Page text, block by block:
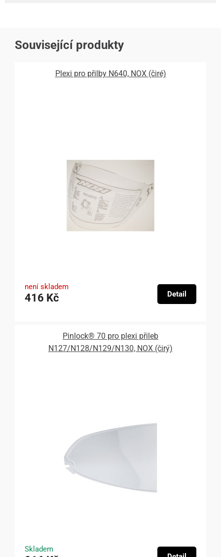
Související produkty
Plexi pro přilby N640, NOX (čiré)
není skladem
416 Kč Detail
Pinlock® 70 pro plexi přileb
N127/N128/N129/N130, NOX (čirý)
Skladem